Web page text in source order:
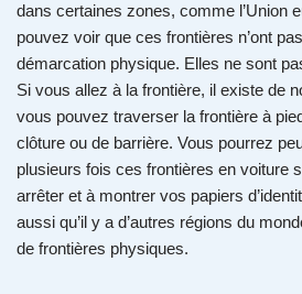
dans certaines zones, comme l’Union
pouvez voir que ces frontières n’ont
démarcation physique. Elles ne sont
Si vous allez à la frontière, il existe de
vous pouvez traverser la frontière à
clôture ou de barrière. Vous pourrez
plusieurs fois ces frontières en voiture
arrêter et à montrer vos papiers
aussi qu’il y a d’autres régions du
de frontières physiques.